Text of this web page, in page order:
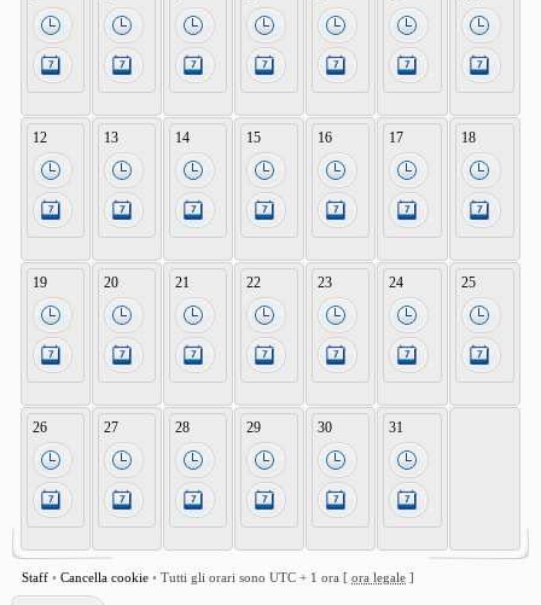
12 13 14 15 16 17 18
19 20 21 22 23 24 25
26 27 28 29 30 31
Staff • Cancella cookie • Tutti gli orari sono UTC + 1 ora [ ora legale ]